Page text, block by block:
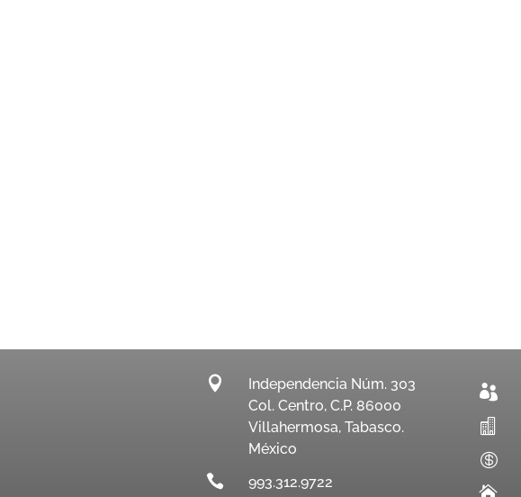

Independencia Núm. 303
Col. Centro, C.P. 86000
Villahermosa, Tabasco.
México

993.312.9722



